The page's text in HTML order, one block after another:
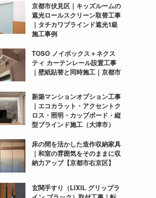
京都市伏見区｜キッズルームの
遮光ロールスクリーン取替工事
｜タチカワブラインド遮光1級
施工事例
TOSO ノイボックス＋ネクス
ティ カーテンレール設置工事
｜壁紙貼替と同時施工｜京都市
新築マンションオプション工事
｜エコカラット・アクセントク
ロス・照明・カップボード・縦
型ブラインド施工（大津市）
床の間を活かした造作収納家具
｜和室の雰囲気をそのままに収
納力アップ【京都市右京区】
玄関手すり（LIXIL グリップラ